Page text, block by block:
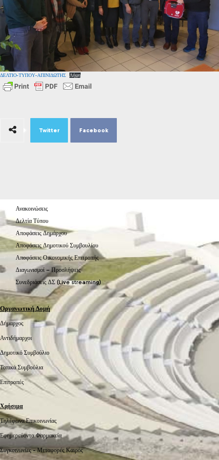
ΔΕΛΤΙΟ-ΤΥΠΟΥ-ΑΠΙΝΙΔΩΤΗΣ Λήψη
Twitter Facebook
Ανακοινώσεις
Δελτία Τύπου
Αποφάσεις Δημάρχου
Αποφάσεις Δημοτικού Συμβουλίου
Αποφάσεις Οικονομικής Επιτροπής
Διαγωνισμοί – Προσλήψεις
Συνεδριάσεις ΔΣ (Live streaming)
Οργανωτική Δομή
Δήμαρχος
Αντιδήμαρχοι
Δημοτικό Συμβούλιο
Τοπικά Συμβούλια
Επιτροπές
Χρήσιμα
Τηλέφωνα Επικοινωνίας
Εφημερεύοντα Φαρμακεία
Συγκοινωνίες -Μεταφορές Καιρός